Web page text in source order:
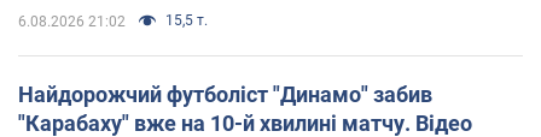
6.08.2026 21:02 15,5 т.
Найдорожчий футболіст "Динамо" забив
"Карабаху" вже на 10-й хвилині матчу. Відео